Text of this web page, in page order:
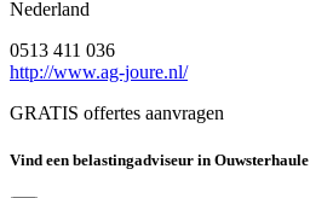
Nederland
0513 411 036
http://www.ag-joure.nl/
GRATIS offertes aanvragen
Vind een belastingadviseur in Ouwsterhaule